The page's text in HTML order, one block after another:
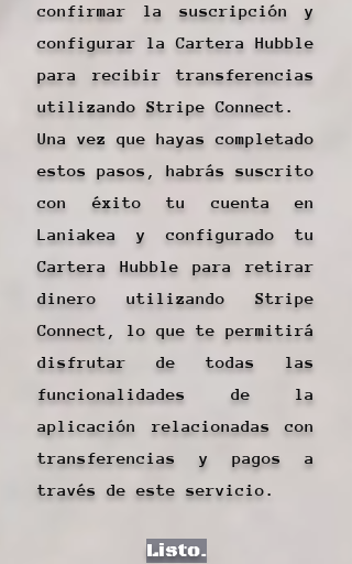
confirmar la suscripción y
configurar la Cartera Hubble
para recibir transferencias
utilizando Stripe Connect.
Una vez que hayas completado
estos pasos, habrás suscrito
con éxito tu cuenta en
Laniakea y configurado tu
Cartera Hubble para retirar
dinero utilizando Stripe
Connect, lo que te permitirá
disfrutar de todas las
funcionalidades de la
aplicación relacionadas con
transferencias y pagos a
través de este servicio.
Listo.